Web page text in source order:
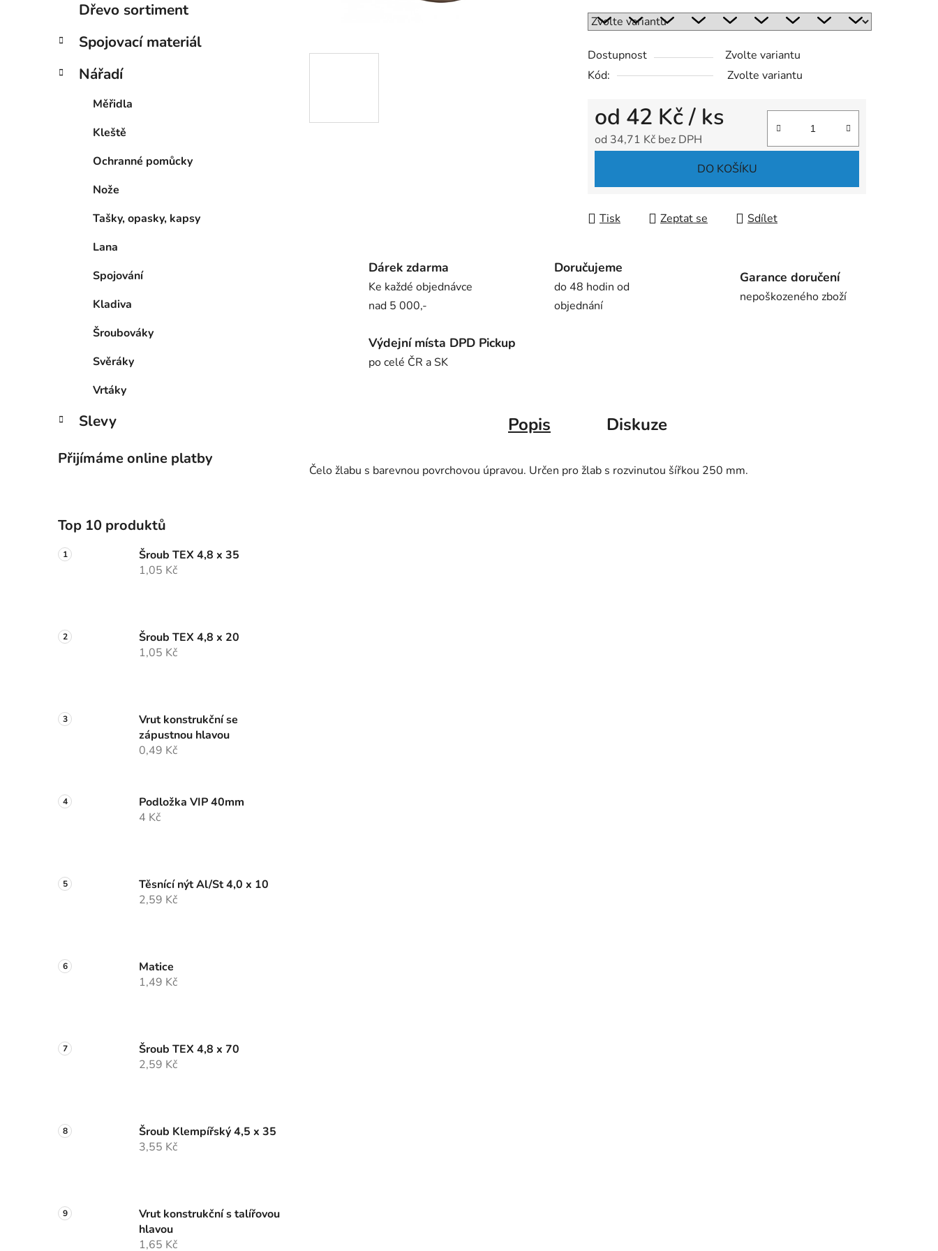
n
l
Dřevo sortiment
Spojovací materiál
Nářadí
Měřidla
Kleště
Ochranné pomůcky
Nože
Tašky, opasky, kapsy
Lana
Spojování
Kladiva
Šroubováky
Svěráky
Vrtáky
Slevy
Přijímáme online platby
Top 10 produktů
Šroub TEX 4,8 x 35
1,05 Kč
Šroub TEX 4,8 x 20
1,05 Kč
Vrut konstrukční se
zápustnou hlavou
0,49 Kč
Podložka VIP 40mm
4 Kč
Těsnící nýt Al/St 4,0 x 10
2,59 Kč
Matice
1,49 Kč
Šroub TEX 4,8 x 70
2,59 Kč
Šroub Klempířský 4,5 x 35
3,55 Kč
Vrut konstrukční s talířovou
hlavou
1,65 Kč
hvězdiček.
Dostupnost
Zvolte variantu
Kód:
Zvolte variantu
od 42 Kč/ ks
od 34,71 Kč bez DPH
DO KOŠÍKU
Tisk Zeptat se Sdílet
Dárek zdarma
Ke každé objednávce
nad 5 000,-
Doručujeme
do 48 hodin od
objednání
Garance doručení
nepoškozeného zboží
Výdejní místa DPD Pickup
po celé ČR a SK
Popis Diskuze
Čelo žlabu s barevnou povrchovou úpravou. Určen pro žlab s rozvinutou šířkou 250 mm.